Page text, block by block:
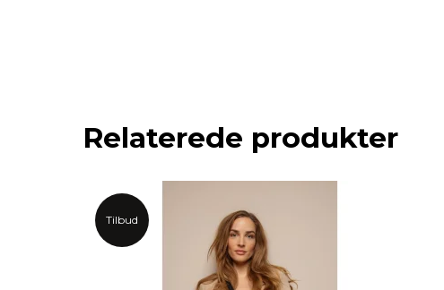
Relaterede produkter
Tilbud